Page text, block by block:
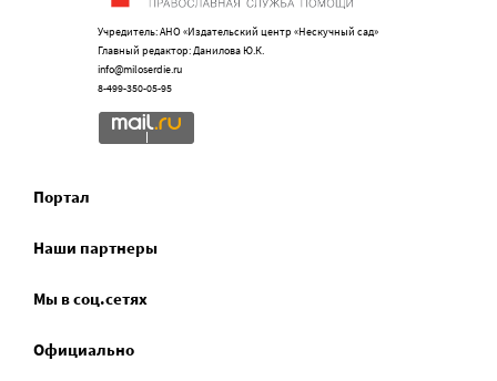
Учредитель: АНО «Издательский центр «Нескучный сад»
Главный редактор: Данилова Ю.К.
info@miloserdie.ru
8-499-350-05-95
Портал
Наши партнеры
Мы в соц.сетях
Официально